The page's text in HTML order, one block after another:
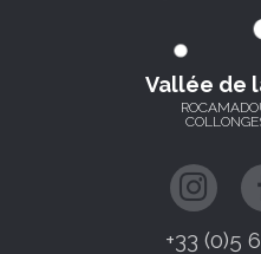
Vallée de
+33 (0)5